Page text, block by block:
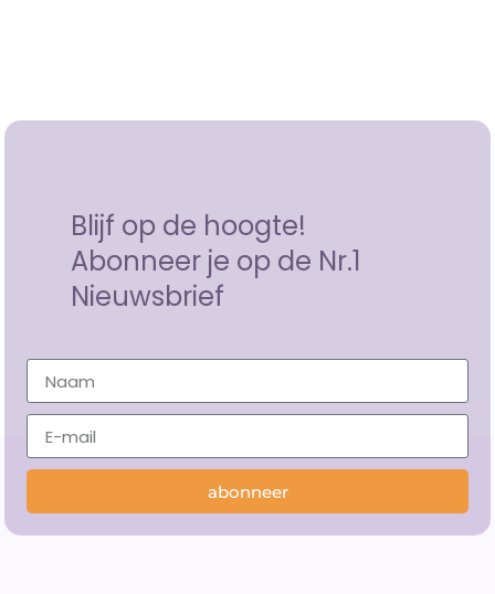
Blijf op de hoogte!
Abonneer je op de Nr.1
Nieuwsbrief
abonneer